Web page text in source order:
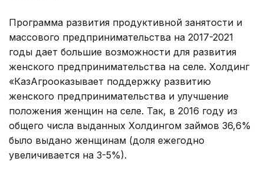
Программа развития продуктивной занятости и
массового предпринимательства на 2017-2021
годы дает большие возможности для развития
женского предпринимательства на селе. Холдинг
«КазАгрооказывает поддержку развитию
женского предпринимательства и улучшение
положения женщин на селе. Так, в 2016 году из
общего числа выданных Холдингом займов 36,6%
было выдано женщинам (доля ежегодно
увеличивается на 3-5%).